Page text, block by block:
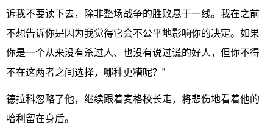
诉我不要读下去，除非整场战争的胜败悬于一线。我在之前
不想告诉你是因为我觉得它会不公平地影响你的决定。如果
你是一个从来没有杀过人、也没有说过谎的好人，但你不得
不在这两者之间选择，哪种更糟呢？”
德拉科忽略了他，继续跟着麦格校长走，将悲伤地看着他的
哈利留在身后。